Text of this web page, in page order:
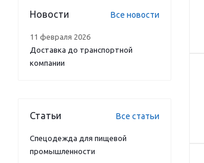
Новости Все новости
11 февраля 2026
Доставка до транспортной
компании
Статьи Все статьи
Спецодежда для пищевой
промышленности